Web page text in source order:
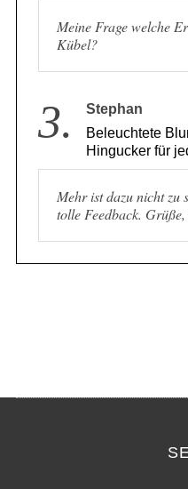
Meine Frage welche
Kübel?
3.
Stephan
Beleuchtete
Hingucker für
Mehr ist dazu nicht zu
tolle Feedback. Grüße,